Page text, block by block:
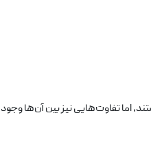
تفاوت‌هایی نیز بین آن‌ها وجود